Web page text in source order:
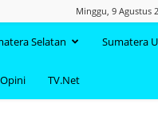
Minggu, 9 Agustus
Selatan Sumatera
Opini TV.Net